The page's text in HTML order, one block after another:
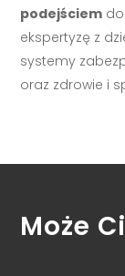
podejściem
ekspertyzę z
systemy
oraz zdrowie i
Może